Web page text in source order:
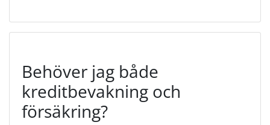
Behöver jag både
kreditbevakning och
försäkring?